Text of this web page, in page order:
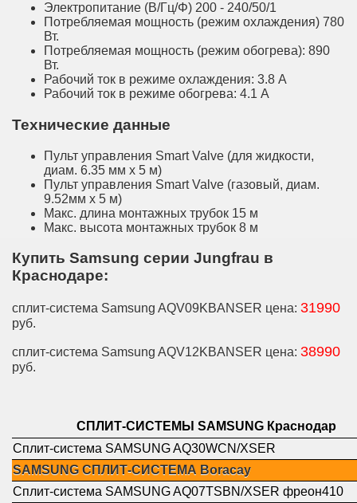
Электропитание (В/Гц/Φ) 200 - 240/50/1
Потребляемая мощность (режим охлаждения) 780
Вт.
Потребляемая мощность (режим обогрева): 890
Вт.
Рабочий ток в режиме охлаждения: 3.8 А
Рабочий ток в режиме обогрева: 4.1 А
Технические данные
Пульт управления Smart Valve (для жидкости,
диам. 6.35 мм х 5 м)
Пульт управления Smart Valve (газовый, диам.
9.52мм х 5 м)
Макс. длина монтажных трубок 15 м
Макс. высота монтажных трубок 8 м
Купить Samsung серии Jungfrau в
Краснодаре:
сплит-система Samsung AQV09KBANSER цена: 31990
руб.
сплит-система Samsung AQV12KBANSER цена: 38990
руб.
СПЛИТ-СИСТЕМЫ SAMSUNG Краснодар
Сплит-система SAMSUNG AQ30WCN/XSER
SAMSUNG СПЛИТ-СИСТЕМА Boracay
Сплит-система SAMSUNG AQ07TSBN/XSER фреон410